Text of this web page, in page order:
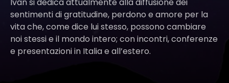
sentimenti di gratitudine, perdono e amore per la
vita che, come dice lui stesso, possono cambiare
noi stessi e il mondo intero; con incontri, conferenze
e presentazioni in Italia e all’estero.